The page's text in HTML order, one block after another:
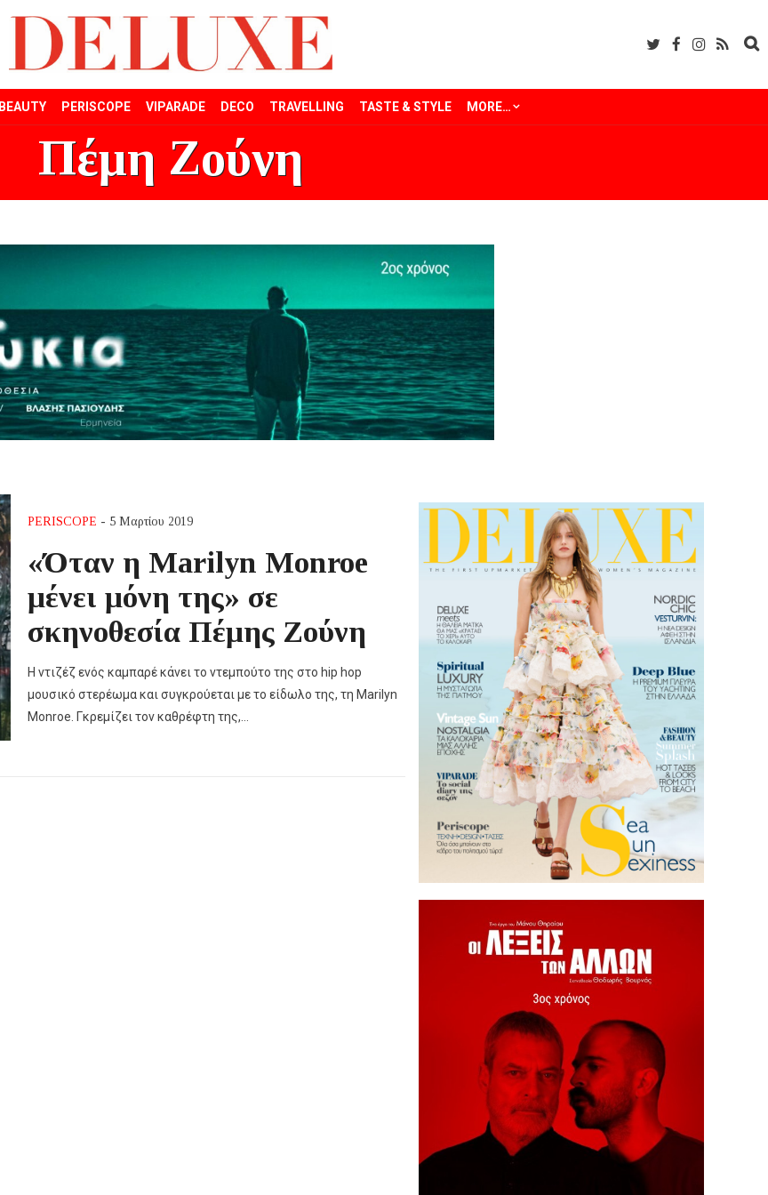
BEAUTY PERISCOPE VIPARADE DECO TRAVELLING TASTE & STYLE MORE…
Πέμη Ζούνη
PERISCOPE - 5 Μαρτίου 2019
«Όταν η Marilyn Monroe
μένει μόνη της» σε
σκηνοθεσία Πέμης Ζούνη
Η ντιζέζ ενός καμπαρέ κάνει το ντεμπούτο της στο hip hop
μουσικό στερέωμα και συγκρούεται με το είδωλο της, τη Marilyn
Monroe. Γκρεμίζει τον καθρέφτη της,…